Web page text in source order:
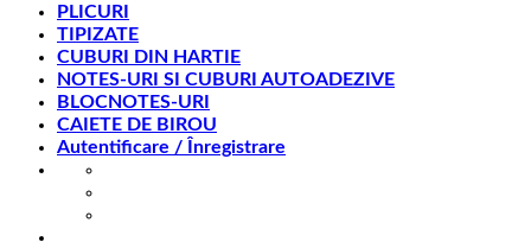
PLICURI
TIPIZATE
CUBURI DIN HARTIE
NOTES-URI SI CUBURI AUTOADEZIVE
BLOCNOTES-URI
CAIETE DE BIROU
Autentificare / Înregistrare